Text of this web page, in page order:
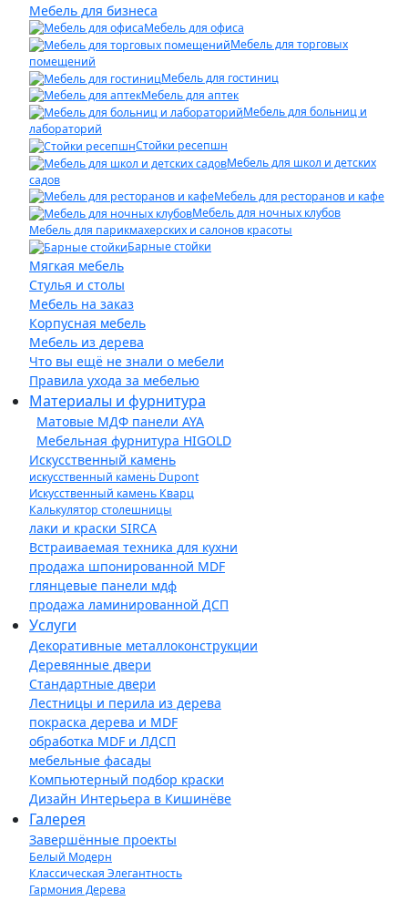
Мебель для бизнеса
Мебель для офиса
Мебель для торговых
помещений
Мебель для гостиниц
Мебель для аптек
Мебель для больниц и
лабораторий
Стойки ресепшн
Мебель для школ и детских
садов
Мебель для ресторанов и кафе
Мебель для ночных клубов
Мебель для парикмахерских и салонов красоты
Барные стойки
Мягкая мебель
Стулья и столы
Мебель на заказ
Корпусная мебель
Мебель из дерева
Что вы ещё не знали о мебели
Правила ухода за мебелью
Материалы и фурнитура
Матовые МДФ панели AYA
Мебельная фурнитура HIGOLD
Искусственный камень
искусственный камень Dupont
Искусственный камень Кварц
Калькулятор столешницы
лаки и краски SIRCA
Встраиваемая техника для кухни
продажа шпонированной MDF
глянцевые панели мдф
продажа ламинированной ДСП
Услуги
Декоративные металлоконструкции
Деревянные двери
Стандартные двери
Лестницы и перила из дерева
покраска дерева и MDF
обработка MDF и ЛДСП
мебельные фасады
Компьютерный подбор краски
Дизайн Интерьера в Кишинёве
Галерея
Завершённые проекты
Белый Модерн
Классическая Элегантность
Гармония Дерева